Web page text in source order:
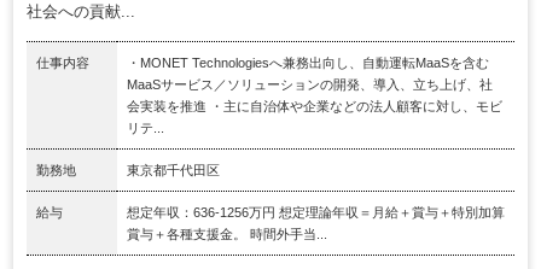
社会への貢献...
仕事内容
・MONET Technologiesへ兼務出向し、自動運転MaaSを含む
MaaSサービス／ソリューションの開発、導入、立ち上げ、社
会実装を推進 ・主に自治体や企業などの法人顧客に対し、モビ
リテ...
勤務地 東京都千代田区
給与
想定年収：636-1256万円 想定理論年収＝月給＋賞与＋特別加算
賞与＋各種支援金。 時間外手当...